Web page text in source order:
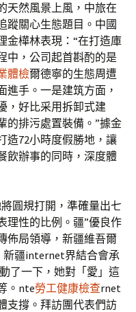
天然風景上風，中旅在
蹤關心生態題目。中國
金樺林表現：“在打造庫
中，公司起首斟酌的是
體檢爾德寧的生態周遭
進手。一是建筑方面，
，好比采用拆卸式建
的排污處置裝備。”據金
造72小時度假勝地，讓
飲辦事的同時，深度體
圓規打開，準確量出七
理性的比例。疆”優良作
佈局領導，新疆維吾爾
疆internet界結合會承
了一下，她對「愛」這
。nte勞工健康檢查rnet
支撐。拜訪團代表們訪